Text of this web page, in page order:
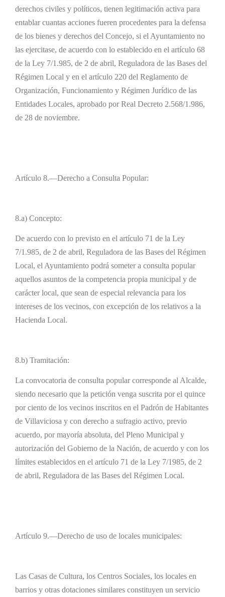
derechos civiles y políticos, tienen legitimación activa para
entablar cuantas acciones fueren procedentes para la defensa
de los bienes y derechos del Concejo, si el Ayuntamiento no
las ejercitase, de acuerdo con lo establecido en el artículo 68
de la Ley 7/1.985, de 2 de abril, Reguladora de las Bases del
Régimen Local y en el artículo 220 del Reglamento de
Organización, Funcionamiento y Régimen Jurídico de las
Entidades Locales, aprobado por Real Decreto 2.568/1.986,
de 28 de noviembre.
Artículo 8.—Derecho a Consulta Popular:
8.a) Concepto:
De acuerdo con lo previsto en el artículo 71 de la Ley
7/1.985, de 2 de abril, Reguladora de las Bases del Régimen
Local, el Ayuntamiento podrá someter a consulta popular
aquellos asuntos de la competencia propia municipal y de
carácter local, que sean de especial relevancia para los
intereses de los vecinos, con excepción de los relativos a la
Hacienda Local.
8.b) Tramitación:
La convocatoria de consulta popular corresponde al Alcalde,
siendo necesario que la petición venga suscrita por el quince
por ciento de los vecinos inscritos en el Padrón de Habitantes
de Villaviciosa y con derecho a sufragio activo, previo
acuerdo, por mayoría absoluta, del Pleno Municipal y
autorización del Gobierno de la Nación, de acuerdo y con los
límites establecidos en el artículo 71 de la Ley 7/1985, de 2
de abril, Reguladora de las Bases del Régimen Local.
Artículo 9.—Derecho de uso de locales municipales:
Las Casas de Cultura, los Centros Sociales, los locales en
barrios y otras dotaciones similares constituyen un servicio